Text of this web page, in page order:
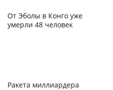
От Эболы в Конго уже
умерли 48 человек
Ракета миллиардера